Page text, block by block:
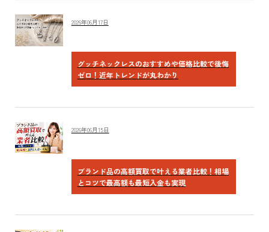
2026年06月17日
グッチネックレスのおすすめや価格比較で後悔
ゼロ！近年トレンドが丸わかり
2026年06月15日
ブランド品の高額買取で叶える業者比較！相場
とコツで最高額も最短入金も実現